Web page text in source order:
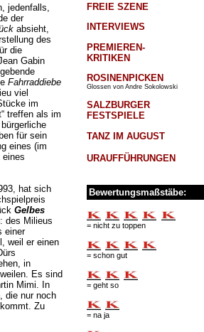
jedenfalls,
der
absieht,
des
die
Gabin
Fahrraddiebe
viel
im
treffen als im
für sein
eines (im
eines
hat sich
Gelbes
des Milieus
einer
weil er einen
in
Es sind
Mimi. In
die nur noch
Zu
FREIE SZENE
INTERVIEWS
PREMIEREN-
KRITIKEN
ROSINENPICKEN
Glossen von Andre Sokolowski
SALZBURGER
FESTSPIELE
TANZ IM AUGUST
URAUFFÜHRUNGEN
Bewertungsmaßstäbe:
= nicht zu toppen
= schon gut
= geht so
= na ja